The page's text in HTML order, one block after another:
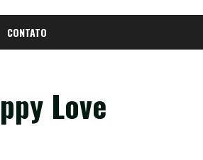
CONTATO
Love